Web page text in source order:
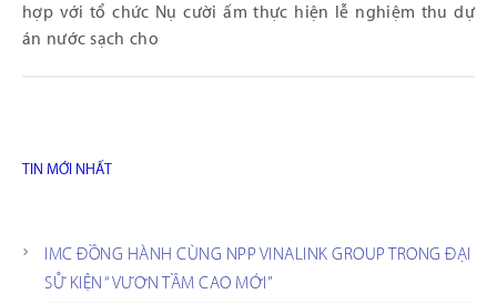
hợp với tổ chức Nụ cười ấm thực hiện lễ nghiệm thu dự
án nước sạch cho
TIN MỚI NHẤT
IMC ĐỒNG HÀNH CÙNG NPP VINALINK GROUP TRONG ĐẠI
SỰ KIỆN “VƯƠN TẦM CAO MỚI”